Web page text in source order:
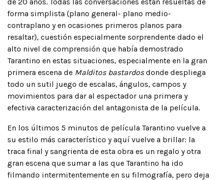
forma simplista (plano general- plano medio-
contraplano y en ocasiones primeros planos para
resaltar), cuestión especialmente sorprendente dado el
alto nivel de comprensión que había demostrado
Tarantino en estas situaciones, especialmente en la gran
primera escena de Malditos bastardosdonde despliega
todo un sutil juego de escalas, ángulos, campos y
movimientos para dar al espectador una primera y
efectiva caracterización del antagonista de la película.
En los últimos 5 minutos de película Tarantino vuelve a
su estilo más característico y aquí vuelve a brillar: la
traca final y sangrienta de esta obra es un regalo y otra
gran escena que sumar a las que Tarantino ha ido
filmando intermitentemente en su filmografía, pero deja